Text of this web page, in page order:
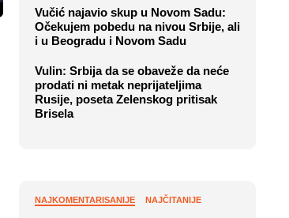
Vučić najavio skup u Novom Sadu:
Očekujem pobedu na nivou Srbije, ali
i u Beogradu i Novom Sadu
Vulin: Srbija da se obaveže da neće
prodati ni metak neprijateljima
Rusije, poseta Zelenskog pritisak
Brisela
NAJKOMENTARISANIJE NAJČITANIJE